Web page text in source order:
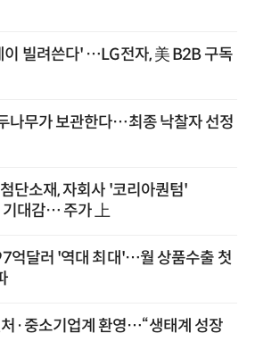
이 빌려쓴다' …LG전자, 美 B2B 구독
나무가 보관한다…최종 낙찰자 선정
단소재, 자회사 '코리아퀀텀'
기대감… 주가 上
억달러 '역대 최대'…월 상품수출 첫
·중소기업계 환영…“생태계 성장